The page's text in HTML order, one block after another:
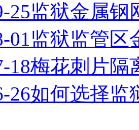
25监狱金属钢
01监狱监管区
18梅花刺片隔
26如何选择监